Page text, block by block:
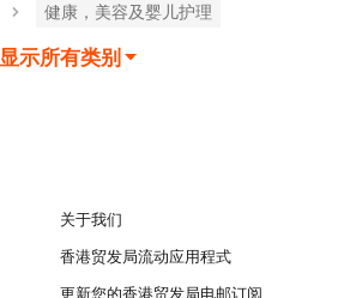
健康，美容及婴儿护理
显示所有类别
关于我们
香港贸发局流动应用程式
更新您的香港贸发局电邮订阅